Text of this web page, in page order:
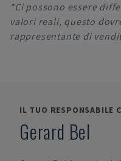
*Ci possono essere
valori reali, questo
rappresentante di
IL TUO RESPONSABILE
Gerard Bel